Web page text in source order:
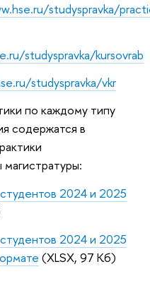
studyspravka/
studyspravka/kursovrab
studyspravka/vkr
по каждому типу
содержатся в
2024 и 2025
2024 и 2025
(XLSX, 97 Кб)